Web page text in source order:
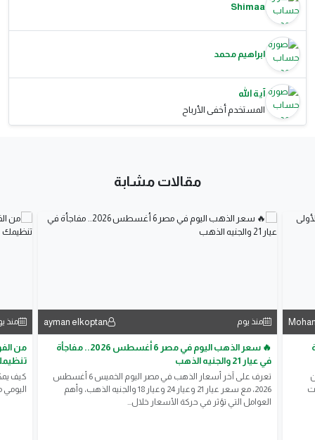
Shimaa
ابراهيم محمد
آية الله
المستخدم أخفى الأرباح
مقالات مشابة
منذ يوم ayman elkoptan
🔥 سعر الذهب اليوم في مصر 6 أغسطس 2026.. مفاجأة
في عيار 21 والجنيه الذهب
تعرف على آخر أسعار الذهب في مصر اليوم الخميس 6 أغسطس
2026، مع سعر عيار 21 وعيار 24 وعيار 18 والجنيه الذهب، وأهم
العوامل التي تؤثر في حركة الأسعار خلال...
منذ
من
كيف
اليومي